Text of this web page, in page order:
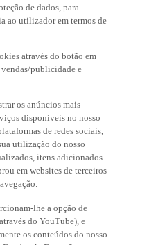
de dados, para
ao utilizador em termos de
através do botão em
vendas/publicidade e
os anúncios mais
disponíveis no nosso
de redes sociais,
utilização do nosso
itens adicionados
em websites de terceiros
lhe a opção de
do YouTube), e
os conteúdos do nosso